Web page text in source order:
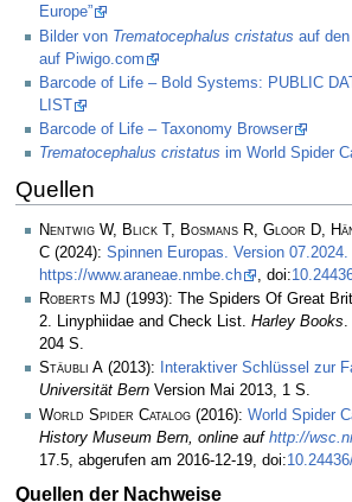
Europe”
Bilder von Trematocephalus cristatus auf
auf Piwigo.com
Barcode of Life – Bold Systems: PUBLIC
LIST
Barcode of Life – Taxonomy Browser
Trematocephalus cristatus im World Spider
Quellen
Nentwig W, Blick T, Bosmans R, Gloor D,
C (2024): Spinnen Europas. Version 07.2024.
https://www.araneae.nmbe.ch
, doi:
Roberts MJ (1993): The Spiders Of Great
2. Linyphiidae and Check List. Harley Books.
204 S.
Stäubli A (2013): Interaktiver Schlüssel zur
Universität Bern Version Mai 2013, 1 S.
World Spider Catalog (2016): World Spider
History Museum Bern, online auf http://
17.5, abgerufen am 2016-12-19, doi:
Quellen der Nachweise